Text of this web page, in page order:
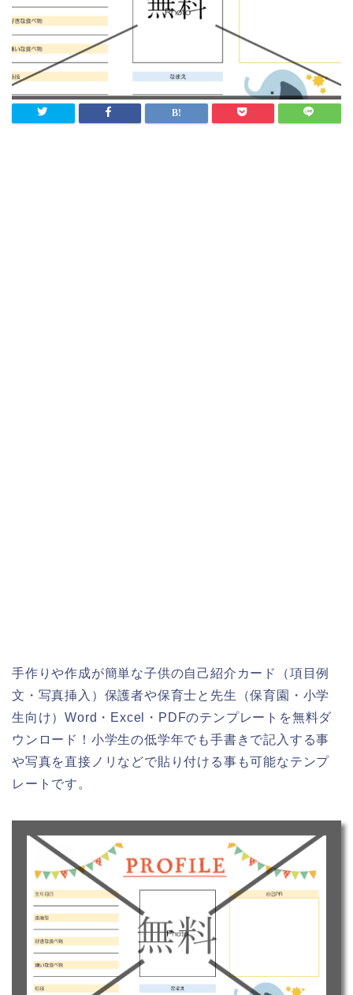
手作りや作成が簡単な子供の自己紹介カード（項目例
文・写真挿入）保護者や保育士と先生（保育園・小学
生向け）Word・Excel・PDFのテンプレートを無料ダ
ウンロード！小学生の低学年でも手書きで記入する事
や写真を直接ノリなどで貼り付ける事も可能なテンプ
レートです。